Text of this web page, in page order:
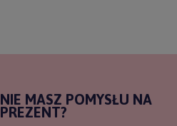
NIE MASZ POMYSŁU NA
PREZENT?